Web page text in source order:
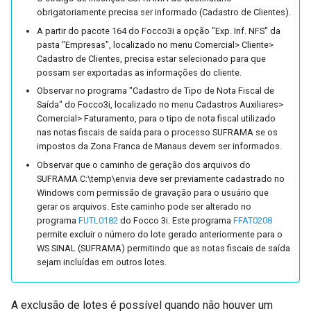
Previsão de Vendas
Processo de
de Itens do Pedido de
Promessa de Entrega
Reforma Tributária do
Consumo
Reserva de Estoque
Sistema de Gerenciamento
de Transporte
Tipo de Nota na
IntegraNF-e
Portal de Despesas
Processo de Exportação
FoccoDOCS
FoccoHub
Consultas
Entrega Certa
Relatórios
(FPLC0320)
Listagem da Estrutura de
Itens a partir da Carga
(FPLC0321)
Reserva
Console de Negociação
Comercial (FPDV0248)
Desatendimento de Pedidos
de Venda (FPDV0251)
Console de Acompanhamento
de Pedidos (FPDV0253)
Entrega (FPDV0272)
Consultas
Fornecimento de Materiais
Pedido (FPDV0315)
Negociação
Relatórios
Vendor
de Fabricação (FPRD0262)
Ajustar Ordens de
com Entrega Zero
(FPRD0266)
Emulador de
(FUTL0233)
Relatórios
Réplica Automática de
entre Empresas
Consultas
Etiquetas
Relatórios
mail) (FUTL0125 CHAC
CHAC)
Parâmetros de Cliente
(FUTL0125 CLI CLI)
Parâmetros da Conferência
de Pedidos (FUTL0125
CONF)
Parâmetros da Consulta
Pedidos de Venda
(FUTL0125 CPDV
CPDV0010)
NFE)
Parâmetros da Ordem de
Recebimento de Materiais
(FUTL0125 ORM ORM)
Parâmetros de Pedidos de
Compra (FUTL0125 PDC
PDC)
Parâmetros da Tabela de
Compra (FUTL0125 PRC
PRC)
Parâmetros da Geração de
Quebra de Transportes
Consultas
Relatórios
Agendamento Cálculo do
Planejamento (MRP)
(FUTL0230)
Agendamento de Reprogram.
Datas de Entrega de Ped. de
Compra (FUTL0240)
Cadastro de Regiões
(FUTL0242)
Cadastro de Templates
(FUTL0245)
Cadastro de Páginal Inicial
(FUTL0246)
Arquivo (FUTL0250)
Importação de Demandas
Independentes
Alteração da Classificação
dos Itens (FUTL0186)
Importação da Tabela de
Preços de Venda
obrigatoriamente precisa ser informado (Cadastro de Clientes).
A partir do pacote 164 do Focco3i a opção "Exp. Inf. NFS" da
pasta "Empresas", localizado no menu Comercial> Cliente>
Cadastro de Clientes, precisa estar selecionado para que
possam ser exportadas as informações do cliente.
Observar no programa "Cadastro de Tipo de Nota Fiscal de
Saída" do Focco3i, localizado no menu Cadastros Auxiliares>
Comercial> Faturamento, para o tipo de nota fiscal utilizado
nas notas fiscais de saída para o processo SUFRAMA se os
impostos da Zona Franca de Manaus devem ser informados.
Observar que o caminho de geração dos arquivos do
SUFRAMA C:\temp\envia deve ser previamente cadastrado no
Windows com permissão de gravação para o usuário que
gerar os arquivos. Este caminho pode ser alterado no
programa FUTL0182 do Focco 3i. Este programa FFAT0208
permite excluir o número do lote gerado anteriormente para o
WS SINAL (SUFRAMA) permitindo que as notas fiscais de saída
sejam incluídas em outros lotes.
A exclusão de lotes é possível quando não houver um